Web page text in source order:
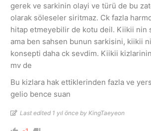
gerek ve sarkinin olayi ve türü de bu
olarak söleseler siritmaz. Ck fazla
hitap etmeyebilir de kotu deil. Kiikii nin
ama ben sahsen bunun sarkisini, kiikii
konsepti daha ck sevdim. Kiikii
mv de
Bu kizlara hak ettiklerinden fazla ve
gelio bence suan
Last edited 1 yıl önce by KingTaeyeon